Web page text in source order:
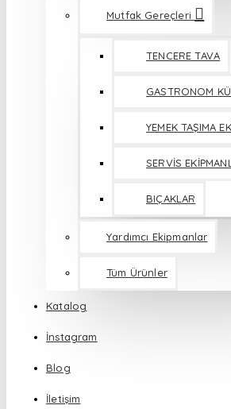
Mutfak Gereçleri
TENCERE TAVA
GASTRONOM
YEMEK TAŞIMA
SERVİS
BIÇAKLAR
Yardımcı Ekipmanlar
Tüm Ürünler
Katalog
İnstagram
Blog
İletişim